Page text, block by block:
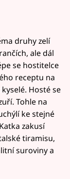
druhy zelí
ale dál
se hostitelce
receptu na
Hosté se
Tohle na
ke stejné
zakusí
tiramisu,
suroviny a